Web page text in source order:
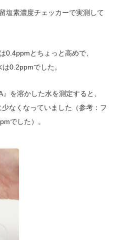
塩素濃度チェッカーで実測して
0.4ppmとちょっと高めで、
0.2ppmでした。
を溶かした水を測定すると、
なくなっていました（参考：フ
でした）。